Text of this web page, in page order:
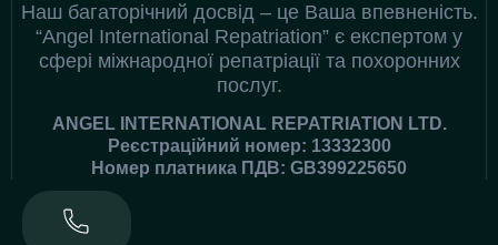
Наш багаторічний досвід – це Ваша впевненість.
“Angel International Repatriation” є експертом у
сфері міжнародної репатріації та похоронних
послуг.
ANGEL INTERNATIONAL REPATRIATION LTD.
Реєстраційний номер: 13332300
Номер платника ПДВ: GB399225650